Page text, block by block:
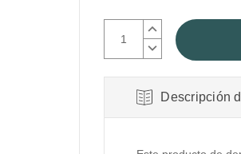
AUMENTAR
CANTIDAD:
DISMINUIR
CANTIDAD:
Descripción